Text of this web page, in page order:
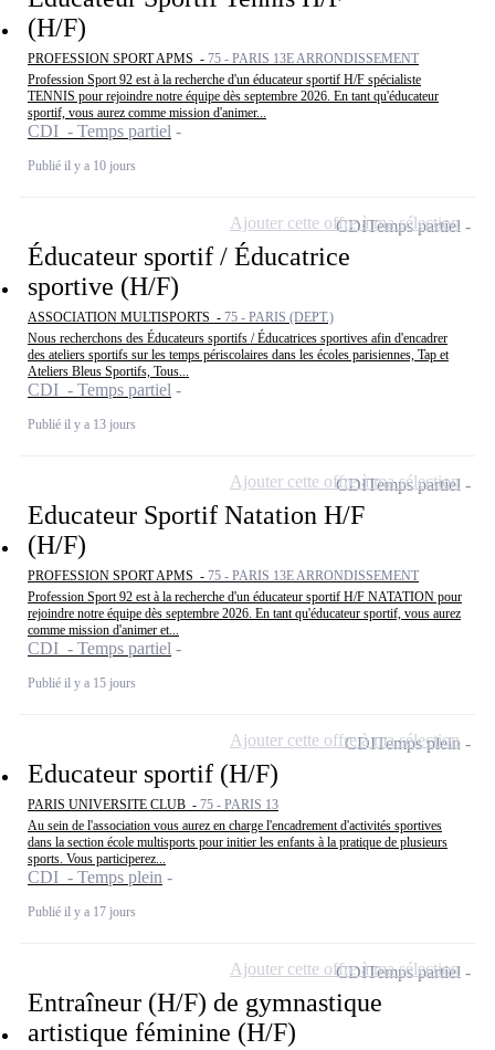
(H/F)
PROFESSION SPORT APMS - 75 - PARIS 13E ARRONDISSEMENT
Profession Sport 92 est à la recherche d'un éducateur sportif H/F spécialiste
TENNIS pour rejoindre notre équipe dès septembre 2026. En tant qu'éducateur
sportif, vous aurez comme mission d'animer...
CDI - Temps partiel
Publié il y a 10 jours
Éducateur sportif / Éducatrice
sportive (H/F)
ASSOCIATION MULTISPORTS - 75 - PARIS (DEPT.)
Nous recherchons des Éducateurs sportifs / Éducatrices sportives afin d'encadrer
des ateliers sportifs sur les temps périscolaires dans les écoles parisiennes, Tap et
Ateliers Bleus Sportifs, Tous...
CDI - Temps partiel
Publié il y a 13 jours
CDITemps partiel
Ajouter cette offre à ma sélection
Educateur Sportif Natation H/F
(H/F)
PROFESSION SPORT APMS - 75 - PARIS 13E ARRONDISSEMENT
Profession Sport 92 est à la recherche d'un éducateur sportif H/F NATATION pour
rejoindre notre équipe dès septembre 2026. En tant qu'éducateur sportif, vous aurez
comme mission d'animer et...
CDI - Temps partiel
Publié il y a 15 jours
CDITemps partiel
Ajouter cette offre à ma sélection
Educateur sportif (H/F)
PARIS UNIVERSITE CLUB - 75 - PARIS 13
Au sein de l'association vous aurez en charge l'encadrement d'activités sportives
dans la section école multisports pour initier les enfants à la pratique de plusieurs
sports. Vous participerez...
CDI - Temps plein
Publié il y a 17 jours
CDITemps plein
Ajouter cette offre à ma sélection
Entraîneur (H/F) de gymnastique
artistique féminine (H/F)
CDITemps partiel
Ajouter cette offre à ma sélection